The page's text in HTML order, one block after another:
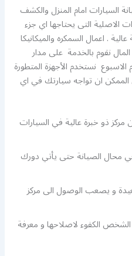
السيارات امام المنزل والكشف
الاصلية التى يحتاجها اي جزء
. اعمال السمكره والميكانيكا
نقوم بالخدمة على مدار
نستخدم الأجهزة المتطورة
ان تواجه سيارتك في اي
ذو خبرة عالية في السيارات
محال الصيانة حتى يأتي دورك
و يصعب الوصول الى مركز
الكفوء لاصلاحها و معرفة